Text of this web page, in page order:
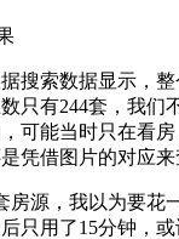
索数据显示，整
只有244套，我们
可能当时只在看
凭借图片的对应来
源，我以为要花
只用了15分钟，